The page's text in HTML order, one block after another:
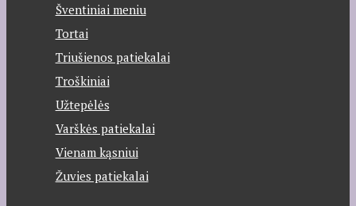
Šventiniai meniu
Tortai
Triušienos patiekalai
Troškiniai
Užtepėlės
Varškės patiekalai
Vienam kąsniui
Žuvies patiekalai